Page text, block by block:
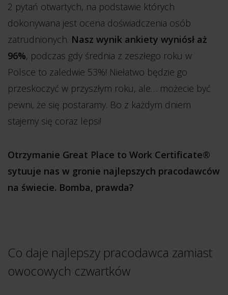
2 pytań otwartych, na podstawie których
dokonywana jest ocena doświadczenia osób
zatrudnionych. Nasz wynik ankiety wyniósł aż
96%, podczas gdy średnia z zeszłego roku w
Polsce to zaledwie 53%! Niełatwo będzie go
przeskoczyć w przyszłym roku, ale… możecie być
pewni, że się postaramy. Bo z każdym dniem
stajemy się coraz lepsi!
Otrzymanie Great Place to Work Certificate®
sytuuje nas w gronie najlepszych pracodawców
na świecie. Bomba, prawda?
Co daje najlepszy pracodawca zamiast
owocowych czwartków